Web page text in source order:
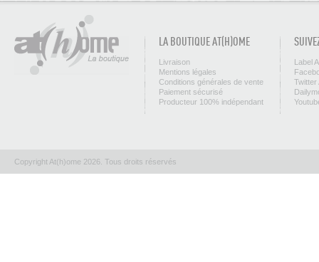
LA BOUTIQUE AT(H)OME
Livraison
Mentions légales
Conditions générales de vente
Paiement sécurisé
Producteur 100% indépendant
Label
Twitter
Copyright At(h)ome 2026. Tous droits réservés